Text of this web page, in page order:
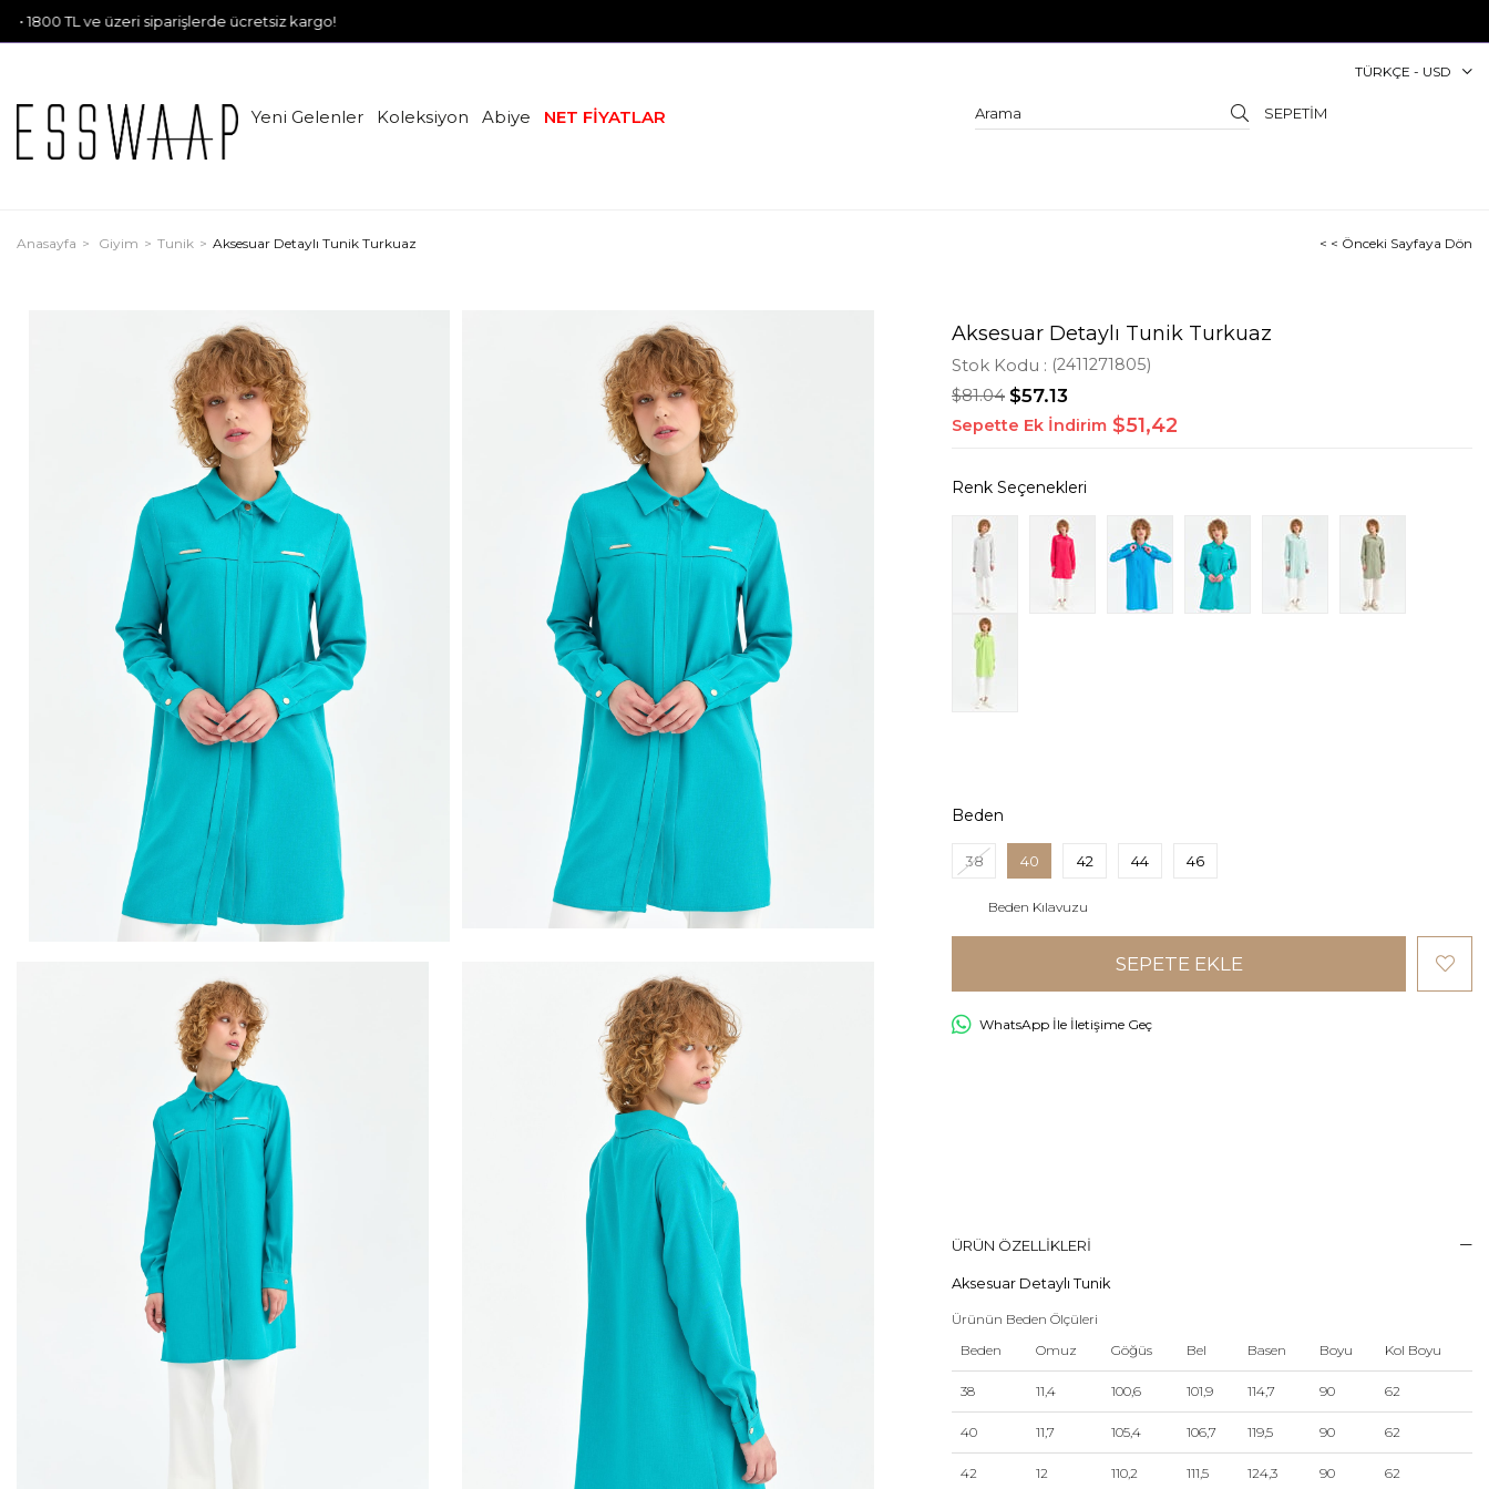
üzeri siparişlerde ücretsiz kargo!
Yeni Gelenler Koleksiyon Abiye NET FİYATLAR
TÜRKÇE - USD
SEPETIM
Anasayfa Giyim Tunik Aksesuar Detaylı Tunik Turkuaz < < Önceki Sayfaya Dön
Aksesuar Detaylı Tunik Turkuaz
Stok Kodu (2411271805)
$81.04 $57.13
Sepette Ek İndirim $51,42
Beden
38 40 42 44 46
Beden Kılavuzu
WhatsApp İle İletişime Geç
ÜRÜN ÖZELLIKLERI
Aksesuar Detaylı Tunik
Ürünün Beden Ölçüleri
Beden
Omuz Göğüs Bel Basen Boyu Kol Boyu
38 11,4 100,6 101,9 114,7 90 62
40 11,7 105,4 106,7 119,5 90 62
42 12 110,2 111,5 124,3 90 62